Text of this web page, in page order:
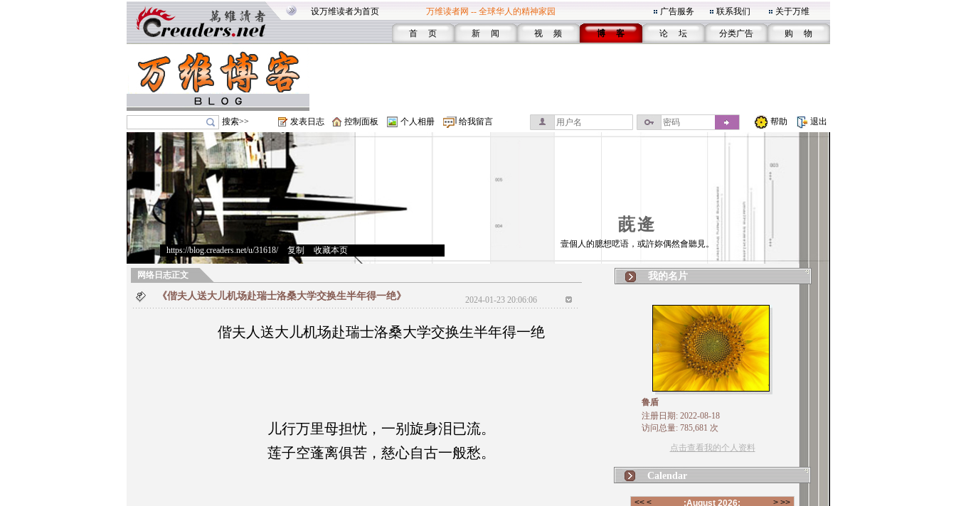
设万维读者为首页 万维读者网 -- 全球华人的精神家园 广告服务 联系我们 关于万维
首 页 新 闻 视 频 博 客 论 坛 分类广告 购 物
搜索>> 发表日志 控制面板 个人相册 给我留言 帮助 退出
蔇逄
https://blog.creaders.net/u/31618/> 复制 收藏本页
壹個人的臆想呓语，或許妳偶然會聽見。
网络日志正文
《偕夫人送大儿机场赴瑞士洛桑大学交换生半年得一绝》 2024-01-23 20:06:06
偕夫人送大儿机场赴瑞士洛桑大学交换生半年得一绝
儿行万里母担忧，一别旋身泪已流。
莲子空蓬离俱苦，慈心自古一般愁。
我的名片
鲁盾
注册日期: 2022-08-18
访问总量: 785,681 次
点击查看我的个人资料
Calendar